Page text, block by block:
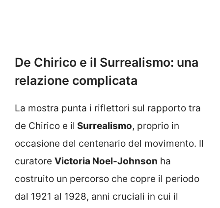
De Chirico e il Surrealismo: una
relazione complicata
La mostra punta i riflettori sul rapporto tra
de Chirico e il Surrealismo, proprio in
occasione del centenario del movimento. Il
curatore Victoria Noel-Johnson ha
costruito un percorso che copre il periodo
dal 1921 al 1928, anni cruciali in cui il